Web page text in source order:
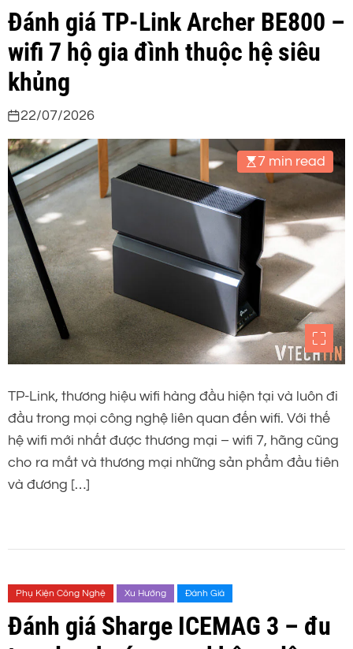
Đánh giá TP-Link Archer BE800 –
wifi 7 hộ gia đình thuộc hệ siêu
khủng
22/07/2026
7 min read
TP-Link, thương hiệu wifi hàng đầu hiện tại và luôn đi
đầu trong mọi công nghệ liên quan đến wifi. Với thế
hệ wifi mới nhất được thương mại – wifi 7, hãng cũng
cho ra mắt và thương mại những sản phẩm đầu tiên
và đương […]
Phụ Kiện Công Nghệ Xu Hướng Đánh Giá
Đánh giá Sharge ICEMAG 3 – đu